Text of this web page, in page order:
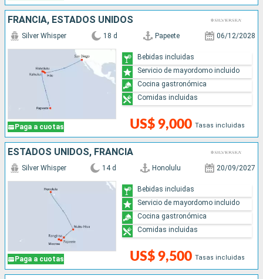
FRANCIA, ESTADOS UNIDOS
Paga a cuotas
Silver Whisper 18 d Papeete 06/12/2028
US$ 9,000 Tasas incluidas
Bebidas incluidas
Servicio de mayordomo incluido
Cocina gastronómica
Comidas incluidas
ESTADOS UNIDOS, FRANCIA
Paga a cuotas
Silver Whisper 14 d Honolulu 20/09/2027
US$ 9,500 Tasas incluidas
Bebidas incluidas
Servicio de mayordomo incluido
Cocina gastronómica
Comidas incluidas